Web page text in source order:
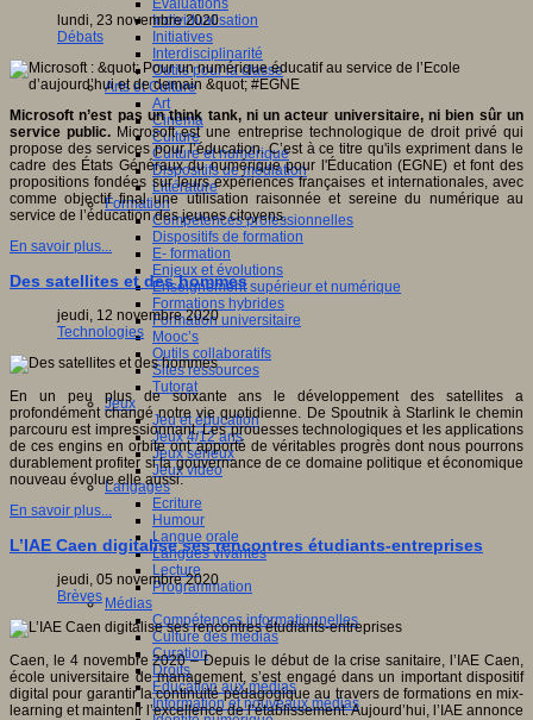
Evaluations
Individualisation
Initiatives
Interdisciplinarité
Outils pour la classe
Arts et Culture
Art
Cinéma
Culture
Culture et numérique
Dispositifs de médiation
Littérature
Formation
Compétences professionnelles
Dispositifs de formation
E- formation
Enjeux et évolutions
Enseignement supérieur et numérique
Formations hybrides
Formation universitaire
Mooc’s
Outils collaboratifs
Sites ressources
Tutorat
Jeux
Jeu et éducation
Jeux 4/12 ans
Jeux sérieux
Jeux vidéo
Langages
Ecriture
Humour
Langue orale
Langues vivantes
Lecture
Programmation
Médias
Compétences informationnelles
Culture des médias
Curation
Droits
Education aux médias
Information et nouveaux médias
lundi, 23 novembre 2020
Débats
Microsoft n’est pas un think tank, ni un acteur universitaire, ni bien sûr un
service public. Microsoft est une entreprise technologique de droit privé qui
propose des services pour l’éducation. C’est à ce titre qu'ils expriment dans le
cadre des États Généraux du numérique pour l'Éducation (EGNE) et font des
propositions fondées sur leurs expériences françaises et internationales, avec
comme objectif final une utilisation raisonnée et sereine du numérique au
service de l’éducation des jeunes citoyens.
En savoir plus...
Des satellites et des hommes
jeudi, 12 novembre 2020
Technologies
En un peu plus de soixante ans le développement des satellites a
profondément changé notre vie quotidienne. De Spoutnik à Starlink le chemin
parcouru est impressionnant. Les prouesses technologiques et les applications
de ces engins en orbite ont apporté de véritables progrès dont nous pourrons
durablement profiter si la gouvernance de ce domaine politique et économique
nouveau évolue elle aussi.
En savoir plus...
L’IAE Caen digitalise ses rencontres étudiants-entreprises
jeudi, 05 novembre 2020
Brèves
Caen, le 4 novembre 2020 – Depuis le début de la crise sanitaire, l’IAE Caen,
école universitaire de management, s’est engagé dans un important dispositif
digital pour garantir la continuité pédagogique au travers de formations en mix-
learning et maintenir l’excellence de l’établissement. Aujourd’hui, l’IAE annonce